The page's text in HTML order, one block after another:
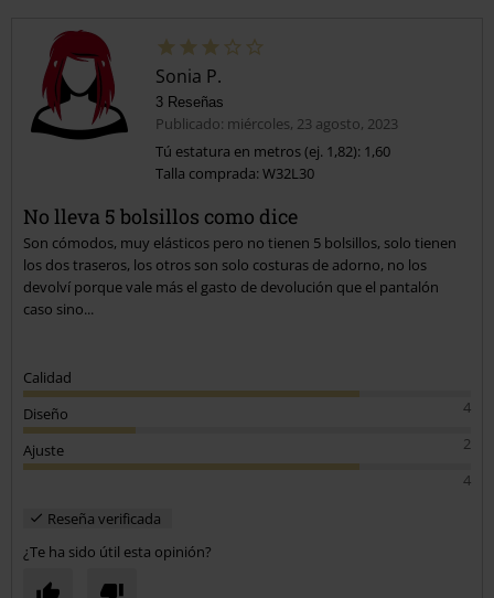
Sonia P.
3 Reseñas
Publicado: miércoles, 23 agosto, 2023
Tú estatura en metros (ej. 1,82): 1,60
Talla comprada: W32L30
No lleva 5 bolsillos como dice
Son cómodos, muy elásticos pero no tienen 5 bolsillos, solo tienen
los dos traseros, los otros son solo costuras de adorno, no los
devolví porque vale más el gasto de devolución que el pantalón
caso sino...
Calidad
4
Diseño
2
Ajuste
4
Reseña verificada
¿Te ha sido útil esta opinión?